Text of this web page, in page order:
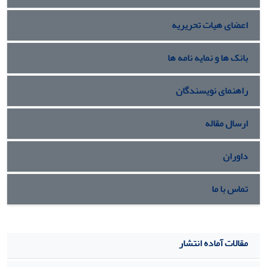
اعضای هیات تحریریه
بانک ها و نمایه نامه ها
راهنمای نویسندگان
ارسال مقاله
داوران
تماس با ما
مقالات آماده انتشار